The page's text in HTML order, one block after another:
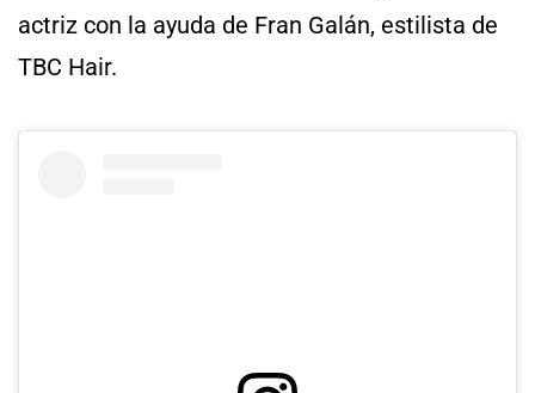
actriz con la ayuda de Fran Galán, estilista de
TBC Hair.